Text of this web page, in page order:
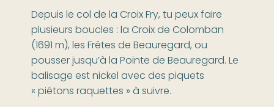
Depuis le col de la Croix Fry, tu peux faire
plusieurs boucles : la Croix de Colomban
(1691 m), les Frêtes de Beauregard, ou
pousser jusqu’à la Pointe de Beauregard. Le
balisage est nickel avec des piquets
« piétons raquettes » à suivre.